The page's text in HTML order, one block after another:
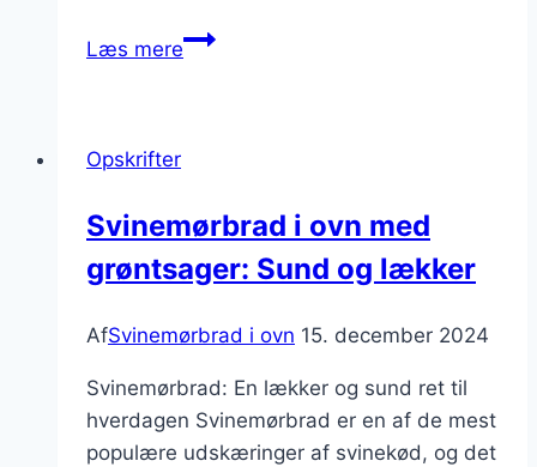
Læs mereSvinemørbrad
bacon
Opskrifter
Svinemørbrad i ovn med
grøntsager: Sund og lækker
AfSvinemørbrad i ovn 15. december 2024
Svinemørbrad: En lækker og sund ret til
hverdagen Svinemørbrad er en af de mest
populære udskæringer af svinekød, og det